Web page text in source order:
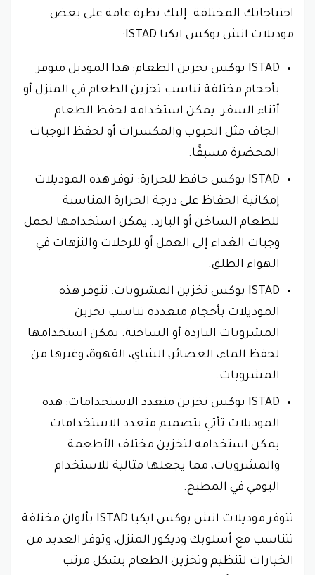
احتياجاتك المختلفة. إليك نظرة عامة على بعض
موديلات انش بوكس ايكيا ISTAD:
ISTAD بوكس تخزين الطعام: هذا الموديل متوفر
بأحجام مختلفة تناسب تخزين الطعام في المنزل أو
أثناء السفر. يمكن استخدامه لحفظ الطعام
الجاف مثل الحبوب والمكسرات أو لحفظ الوجبات
المحضرة مسبقًا.
ISTAD بوكس حافظ للحرارة: توفر هذه الموديلات
إمكانية الحفاظ على درجة الحرارة المناسبة
للطعام الساخن أو البارد. يمكن استخدامها لحمل
وجبات الغداء إلى العمل أو للرحلات والنزهات في
الهواء الطلق.
ISTAD بوكس تخزين المشروبات: تتوفر هذه
الموديلات بأحجام متعددة تناسب تخزين
المشروبات الباردة أو الساخنة. يمكن استخدامها
لحفظ الماء، العصائر، الشاي، القهوة، وغيرها من
المشروبات.
ISTAD بوكس تخزين متعدد الاستخدامات: هذه
الموديلات تأتي بتصميم متعدد الاستخدامات
يمكن استخدامه لتخزين مختلف الأطعمة
والمشروبات، مما يجعلها مثالية للاستخدام
اليومي في المطبخ.
تتوفر موديلات انش بوكس ايكيا ISTAD بألوان مختلفة
تتناسب مع أسلوبك وديكور المنزل، وتوفر العديد من
الخيارات لتنظيم وتخزين الطعام بشكل مرتب